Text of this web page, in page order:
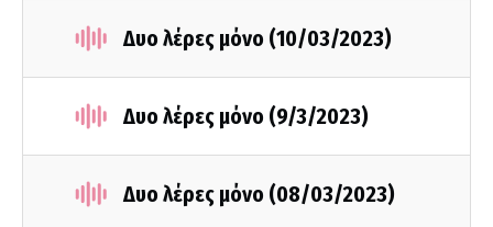
Δυο λέρες μόνο (10/03/2023)
Δυο λέρες μόνο (9/3/2023)
Δυο λέρες μόνο (08/03/2023)